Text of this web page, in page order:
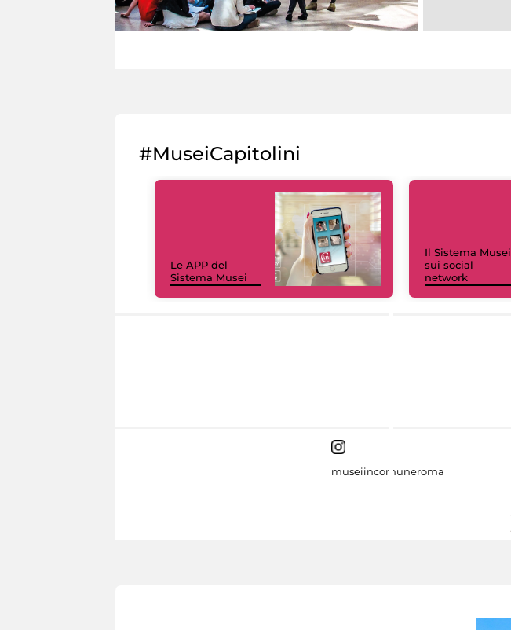
#MuseiCapitolini
Le APP del
Sistema Musei
Il Sistema Musei
sui social
network
museiincomuneroma